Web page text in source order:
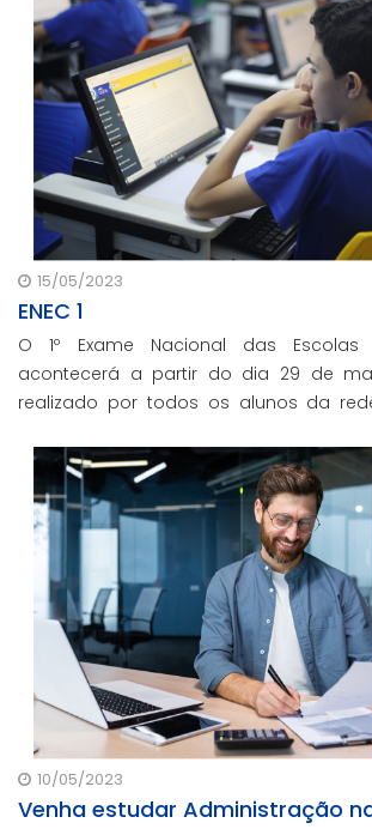
15/05/2023
ENEC 1
O 1º Exame Nacional das Escolas
acontecerá a partir do dia 29 de
realizado por todos os alunos da
10/05/2023
Venha estudar Administração